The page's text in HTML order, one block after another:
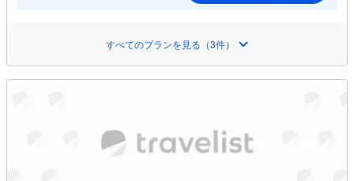
すべてのプランを見る（3件）